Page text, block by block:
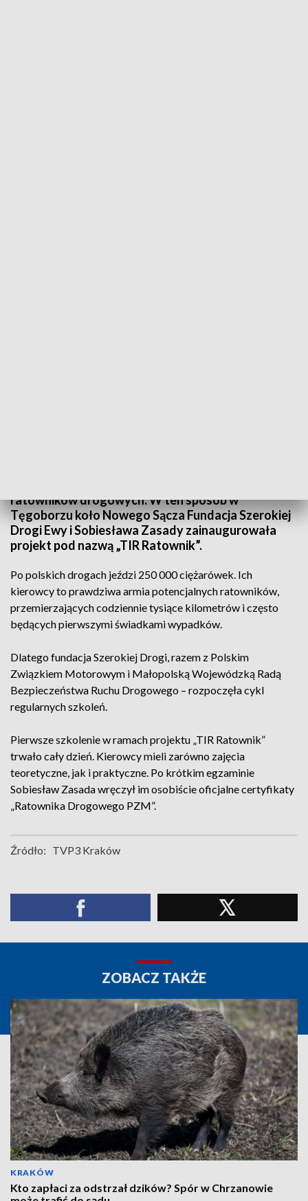
ratowników drogowych. W ten sposób w
Tęgoborzu koło Nowego Sącza Fundacja Szerokiej
Drogi Ewy i Sobiesława Zasady zainaugurowała
projekt pod nazwą „TIR Ratownik”.
Po polskich drogach jeździ 250 000 ciężarówek. Ich
kierowcy to prawdziwa armia potencjalnych ratowników,
przemierzających codziennie tysiące kilometrów i często
będących pierwszymi świadkami wypadków.
Dlatego fundacja Szerokiej Drogi, razem z Polskim
Związkiem Motorowym i Małopolską Wojewódzką Radą
Bezpieczeństwa Ruchu Drogowego – rozpoczęła cykl
regularnych szkoleń.
Pierwsze szkolenie w ramach projektu „TIR Ratownik”
trwało cały dzień. Kierowcy mieli zarówno zajęcia
teoretyczne, jak i praktyczne. Po krótkim egzaminie
Sobiesław Zasada wręczył im osobiście oficjalne certyfikaty
„Ratownika Drogowego PZM”.
Źródło: TVP3 Kraków
ZOBACZ TAKŻE
KRAKÓW
Kto zapłaci za odstrzał dzików? Spór w Chrzanowie